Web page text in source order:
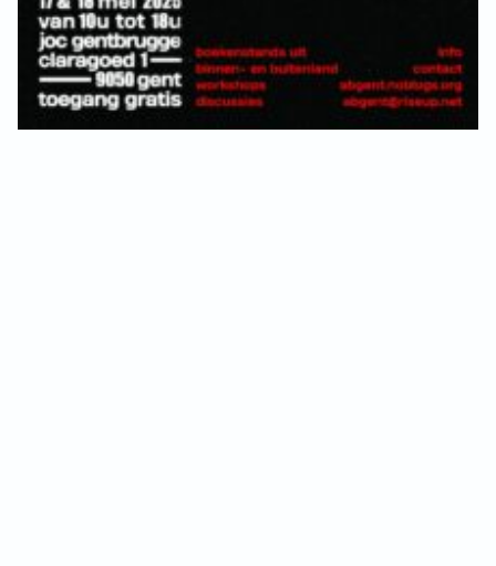
VB FRIESLAND
VB WEST-FRIESLAND
ZWARTE MUGGEN
Demo
Update